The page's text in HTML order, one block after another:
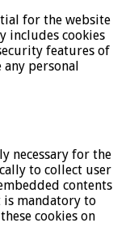
for the website
includes cookies
features of
any personal
necessary for the
to collect user
contents
is mandatory to
cookies on